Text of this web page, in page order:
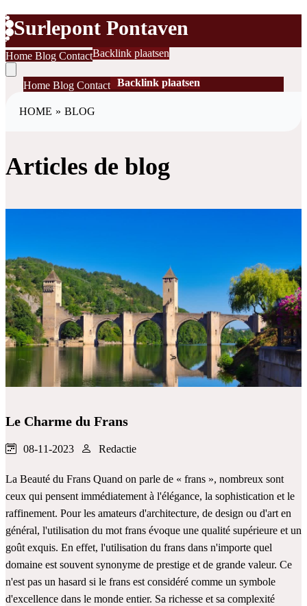
Surlepont Pontaven
Home Blog ContactBacklink plaatsen
HomeBlogContact Backlink plaatsen
HOME » BLOG
Articles de blog
Le Charme du Frans
08-11-2023 Redactie
La Beauté du Frans Quand on parle de « frans », nombreux sont
ceux qui pensent immédiatement à l'élégance, la sophistication et le
raffinement. Pour les amateurs d'architecture, de design ou d'art en
général, l'utilisation du mot frans évoque une qualité supérieure et un
goût exquis. En effet, l'utilisation du frans dans n'importe quel
domaine est souvent synonyme de prestige et de grande valeur. Ce
n'est pas un hasard si le frans est considéré comme un symbole
d'excellence dans le monde entier. Sa richesse et sa complexité